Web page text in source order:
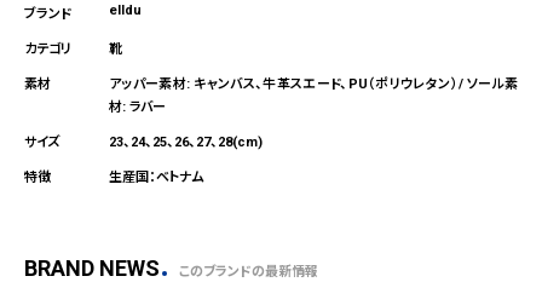
elldu
靴
アッパー素材: キャンバス、牛革スエード、PU（ポリウレタン）/ ソール素
材: ラバー
23、24、25、26、27、28(cm)
生産国：ベトナム
BRAND NEWS このブランドの最新情報